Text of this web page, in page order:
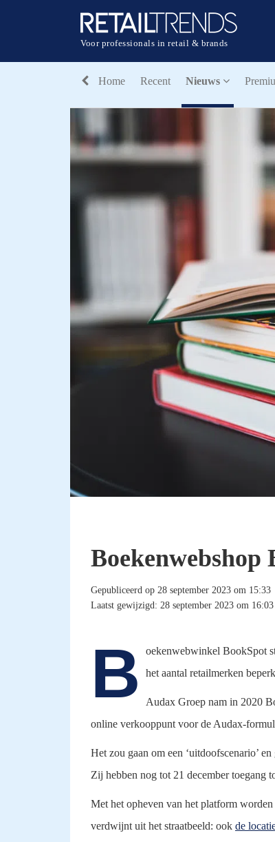
Voor professionals in retail & brands
Home Recent Nieuws
Boekenwebshop
Gepubliceerd op 28 september 2023 om 15:33
Laatst gewijzigd: 28 september 2023 om 16:03
B
oekenwebwinkel BookSpot
het aantal retailmerken
Audax Groep nam in 2020
online verkooppunt voor de Audax-
Het zou gaan om een ‘uitdoofscenario’
Zij hebben nog tot 21 december toegang
Met het opheven van het platform
verdwijnt uit het straatbeeld: ook de